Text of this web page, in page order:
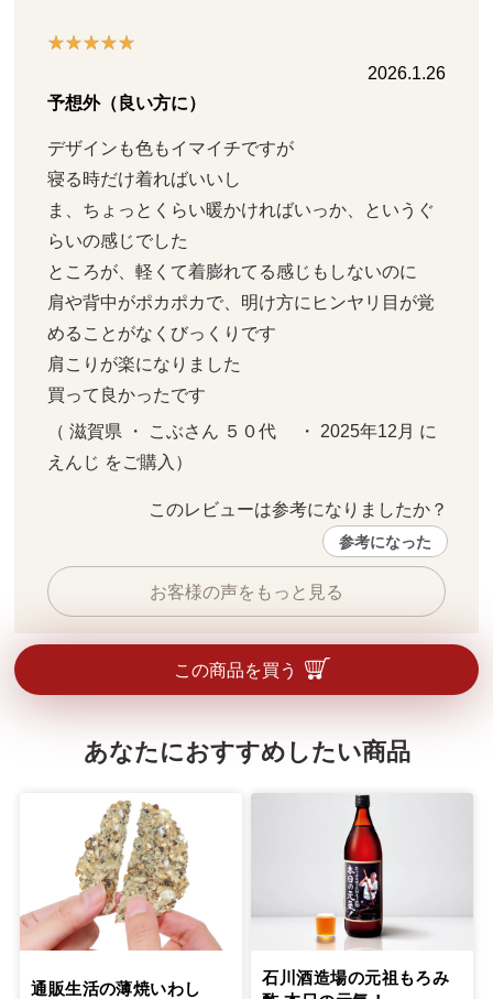
2026.1.26
予想外（良い方に）
デザインも色もイマイチですが
寝る時だけ着ればいいし
ま、ちょっとくらい暖かければいっか、というぐ
らいの感じでした
ところが、軽くて着膨れてる感じもしないのに
肩や背中がポカポカで、明け方にヒンヤリ目が覚
めることがなくびっくりです
肩こりが楽になりました
買って良かったです
（ 滋賀県 ・ こぶさん ５０代     ・ 2025年12月 に
えんじ をご購入）
このレビューは参考になりましたか？
参考になった
お客様の声をもっと見る
この商品を買う
あなたにおすすめしたい商品
通販生活の薄焼いわし
石川酒造場の元祖もろみ